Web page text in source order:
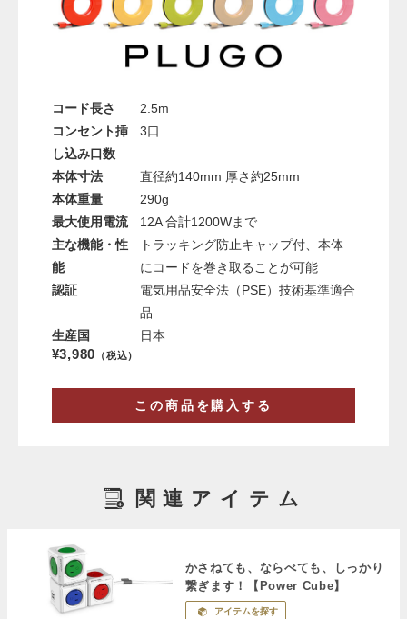
コード長さ
2.5m
コンセント挿
し込み口数
3口
本体寸法
直径約140mm 厚さ約25mm
本体重量
290g
最大使用電流
12A 合計1200Wまで
主な機能・性
能
トラッキング防止キャップ付、本体
にコードを巻き取ることが可能
認証
電気用品安全法（PSE）技術基準適合
品
生産国
日本
¥3,980 （税込）
この商品を購入する
関連アイテム
かさねても、ならべても、しっかり
繋ぎます！【Power Cube】
アイテムを探す